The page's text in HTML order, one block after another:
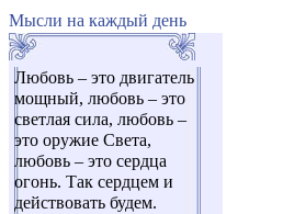
Мысли на каждый день
Любовь – это двигатель
мощный, любовь – это
светлая сила, любовь –
это оружие Света,
любовь – это сердца
огонь. Так сердцем и
действовать будем.